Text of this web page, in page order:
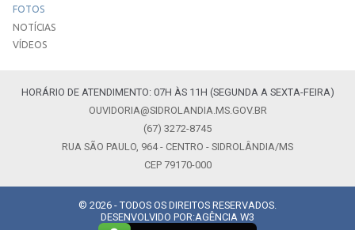
FOTOS
NOTÍCIAS
VÍDEOS
HORÁRIO DE ATENDIMENTO: 07H ÀS 11H (SEGUNDA A SEXTA-FEIRA)
OUVIDORIA@SIDROLANDIA.MS.GOV.BR
(67) 3272-8745
RUA SÃO PAULO, 964 - CENTRO - SIDROLÂNDIA/MS
CEP 79170-000
© 2026 - TODOS OS DIREITOS RESERVADOS.
DESENVOLVIDO POR:AGÊNCIA W3